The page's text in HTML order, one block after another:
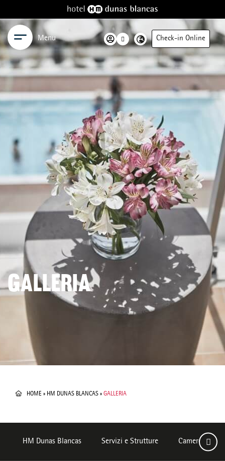
Menu Check-in Online
GALLERIA
HOME » HM DUNAS BLANCAS » GALLERIA
HM Dunas Blancas Servizi e Strutture Camere